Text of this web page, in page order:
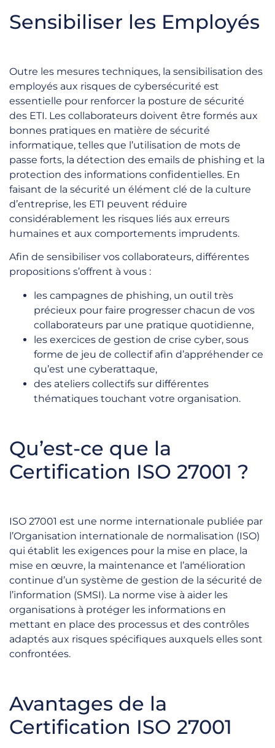
Sensibiliser les Employés
Outre les mesures techniques, la sensibilisation des
employés aux risques de cybersécurité est
essentielle pour renforcer la posture de sécurité
des ETI. Les collaborateurs doivent être formés aux
bonnes pratiques en matière de sécurité
informatique, telles que l’utilisation de mots de
passe forts, la détection des emails de phishing et la
protection des informations confidentielles. En
faisant de la sécurité un élément clé de la culture
d’entreprise, les ETI peuvent réduire
considérablement les risques liés aux erreurs
humaines et aux comportements imprudents.
Afin de sensibiliser vos collaborateurs, différentes
propositions s’offrent à vous :
les campagnes de phishing, un outil très
précieux pour faire progresser chacun de vos
collaborateurs par une pratique quotidienne,
les exercices de gestion de crise cyber, sous
forme de jeu de collectif afin d’appréhender ce
qu’est une cyberattaque,
des ateliers collectifs sur différentes
thématiques touchant votre organisation.
Qu’est-ce que la
Certification ISO 27001 ?
ISO 27001 est une norme internationale publiée par
l’Organisation internationale de normalisation (ISO)
qui établit les exigences pour la mise en place, la
mise en œuvre, la maintenance et l’amélioration
continue d’un système de gestion de la sécurité de
l’information (SMSI). La norme vise à aider les
organisations à protéger les informations en
mettant en place des processus et des contrôles
adaptés aux risques spécifiques auxquels elles sont
confrontées.
Avantages de la
Certification ISO 27001